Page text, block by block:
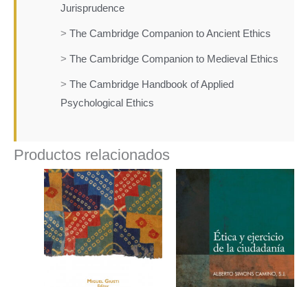
Jurisprudence
> The Cambridge Companion to Ancient Ethics
> The Cambridge Companion to Medieval Ethics
> The Cambridge Handbook of Applied
Psychological Ethics
Productos relacionados